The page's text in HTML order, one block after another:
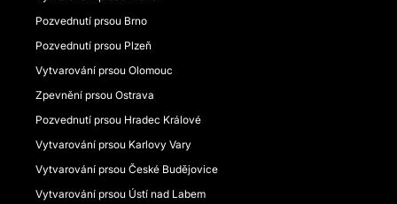
Pozvednutí prsou Brno
Pozvednutí prsou Plzeň
Vytvarování prsou Olomouc
Zpevnění prsou Ostrava
Pozvednutí prsou Hradec Králové
Vytvarování prsou Karlovy Vary
Vytvarování prsou České Budějovice
Vytvarování prsou Ústí nad Labem